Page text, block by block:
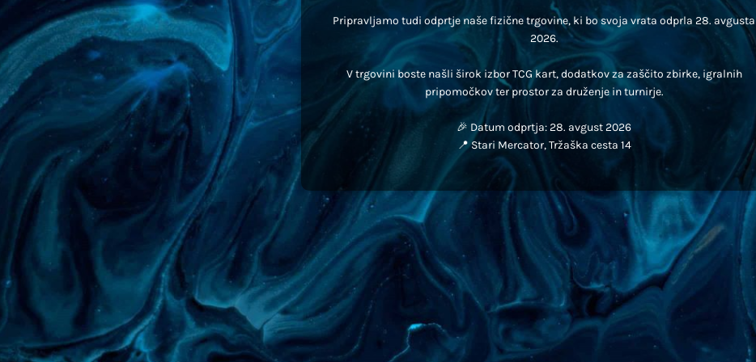
Pripravljamo tudi odprtje naše fizične trgovine, ki bo svoja vrata odprla 28. avgusta
2026.
V trgovini boste našli širok izbor TCG kart, dodatkov za zaščito zbirke, igralnih
pripomočkov ter prostor za druženje in turnirje.
🎉 Datum odprtja: 28. avgust 2026
📍 Stari Mercator, Tržaška cesta 14